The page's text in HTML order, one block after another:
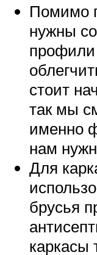
Помимо
нужны
профили
стоит
так мы
именно
нам
Для
брусья
каркасы